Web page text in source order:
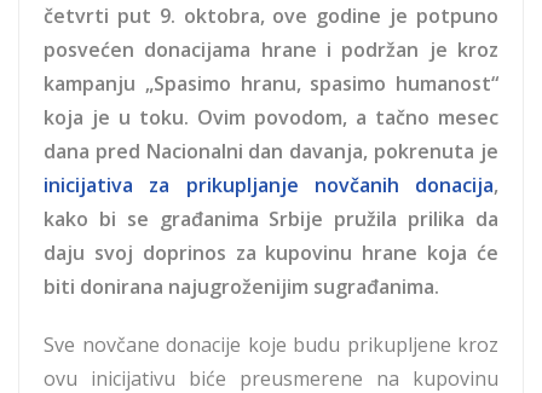
četvrti put 9. oktobra, ove godine je potpuno
posvećen donacijama hrane i podržan je kroz
kampanju „Spasimo hranu, spasimo humanost“
koja je u toku. Ovim povodom, a tačno mesec
dana pred Nacionalni dan davanja, pokrenuta je
inicijativa za prikupljanje novčanih donacija,
kako bi se građanima Srbije pružila prilika da
daju svoj doprinos za kupovinu hrane koja će
biti donirana najugroženijim sugrađanima.
Sve novčane donacije koje budu prikupljene kroz
ovu inicijativu biće preusmerene na kupovinu